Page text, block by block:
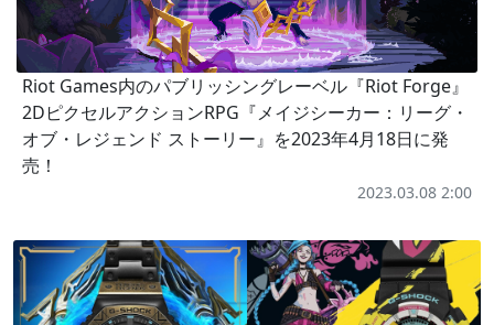
Riot Games内のパブリッシングレーベル『Riot Forge』
2DピクセルアクションRPG『メイジシーカー：リーグ・
オブ・レジェンド ストーリー』を2023年4月18日に発
売！
2023.03.08 2:00